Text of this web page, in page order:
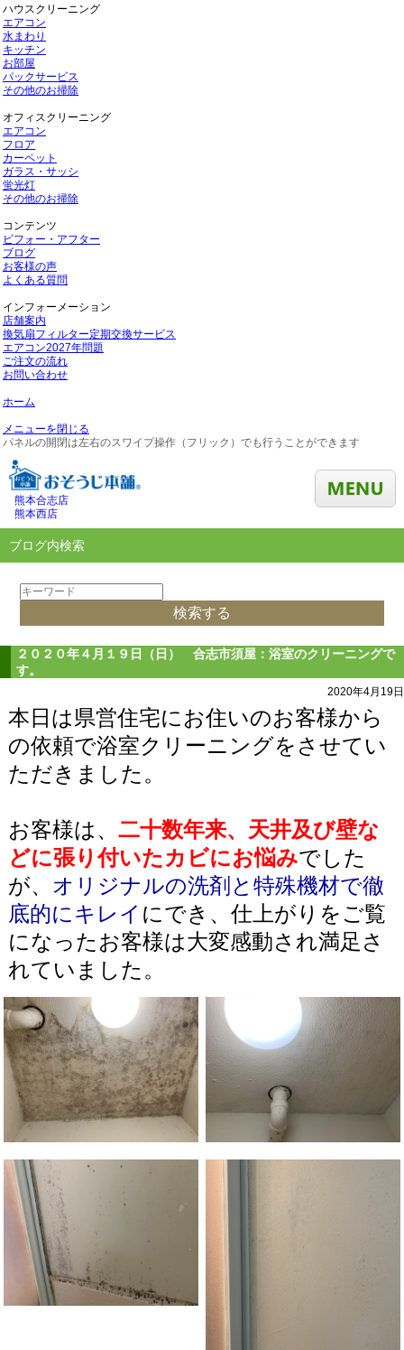
ハウスクリーニング
エアコン
水まわり
キッチン
お部屋
パックサービス
その他のお掃除
オフィスクリーニング
エアコン
フロア
カーペット
ガラス・サッシ
蛍光灯
その他のお掃除
コンテンツ
ビフォー・アフター
ブログ
お客様の声
よくある質問
インフォーメーション
店舗案内
換気扇フィルター定期交換サービス
エアコン2027年問題
ご注文の流れ
お問い合わせ
ホーム
メニューを閉じる
パネルの開閉は左右のスワイプ操作（フリック）でも行うことができます
熊本合志店
熊本西店
ブログ内検索
２０２０年４月１９日（日） 合志市須屋：浴室のクリーニングで
す。
2020年4月19日
本日は県営住宅にお住いのお客様から
の依頼で浴室クリーニングをさせてい
ただきました。
お客様は、 二十数年来、天井及び壁な
どに張り付いたカビにお悩みでした
が、 オリジナルの洗剤と特殊機材で徹
底的にキレイ にでき、仕上がりをご覧
になったお客様は大変感動され満足さ
れていました。